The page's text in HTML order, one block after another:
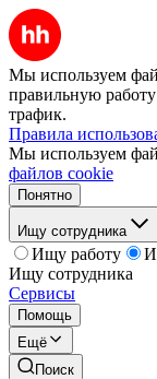
Мы используем
правильную работу
трафик.
Правила
Мы используем
файлов cookie
Понятно
Ищу сотрудника
Ищу работу
Ищу сотрудника
Сервисы
Помощь
Ещё
Поиск